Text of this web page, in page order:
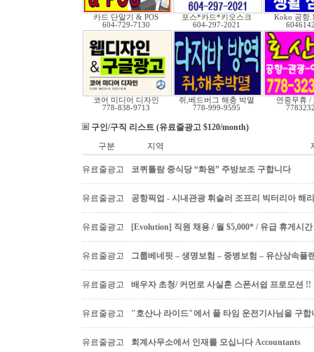
카드 단말기 & POS
604-729-7130
포스*카드*키오스크
604-297-2021
Koko 공항
코어 미디어 디자인
778-838-9713
쥐,베드버그 해충 박멸
778-999-9595
연중무휴 /
구인/구직 리스트 (유료줄광고 $120/month)
구분
지역
유료줄광고 코퀴틀람 중식당 “화원” 주방보조 구합니다
유료줄광고 공항픽업 - 시내관광 휘슬러 조프리 빅터리아 해
유료줄광고 [Evolution] 직원 채용 / 월 $5,000* / 유급 휴게시
유료줄광고 그룹베네핏 – 생명보험 – 중병보험 – 유산상속플
유료줄광고 배우자 초청/ 커먼로 사실혼 스폰서쉽 프로모션 !!
유료줄광고 "호산나 라이드"에서 풀 타임 운전기사님을 구합
유료줄광고 회계사무소에서 인재를 모십니다 Accountants